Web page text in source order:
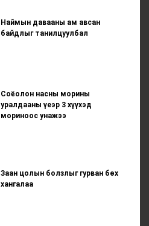
Наймын давааны ам авсан
байдлыг танилцуулбал
Соёолон насны морины
уралдааны үеэр 3 хүүхэд
мориноос унажээ
Заан цолын болзлыг гурван бөх
хангалаа